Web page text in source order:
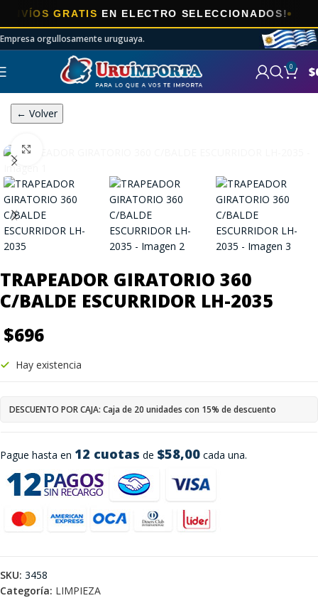
GRATISEN ELECTRO SELECCIONADOS!
Empresa orgullosamente uruguaya.
0 $
← Volver
TRAPEADOR GIRATORIO 360
C/BALDE ESCURRIDOR LH-2035
$696
Pague hasta en 12 cuotas de $58,00 cada una.
Hay existencia
DESCUENTO POR CAJA: Caja de 20 unidades con 15% de descuento
SKU: 3458
Categoría: LIMPIEZA